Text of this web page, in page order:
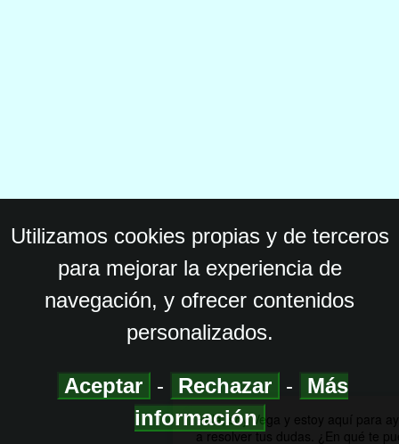
Utilizamos cookies propias y de terceros
para mejorar la experiencia de
navegación, y ofrecer contenidos
personalizados.
Aceptar - Rechazar -
Más
información